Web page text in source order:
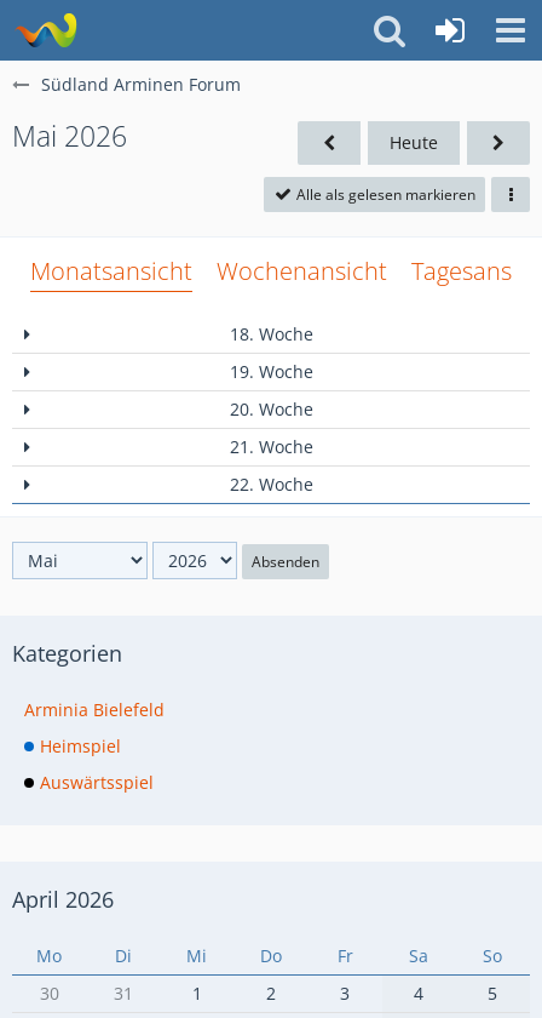
Südland Arminen Forum
Mai 2026 Heute
Alle als gelesen markieren
Monatsansicht Wochenansicht
18. Woche
19. Woche
20. Woche
21. Woche
22. Woche
Absenden
Kategorien
Arminia Bielefeld
Heimspiel
Auswärtsspiel
April 2026
Mo Di Mi Do Fr Sa
So
30
31 1 2 3 4
5